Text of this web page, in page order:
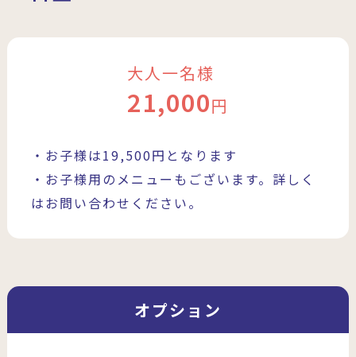
大人一名様
21,000円
・お子様は19,500円となります
・お子様用のメニューもございます。詳しく
はお問い合わせください。
オプション